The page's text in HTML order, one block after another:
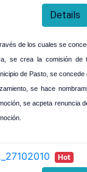
Details
de los cuales se
se crea la comisión de
de Pasto, se
se hace
se acpeta renuncia
Hot